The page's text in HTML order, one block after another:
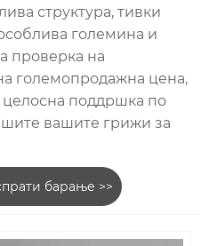
структура, тивки
големина и
проверка на
големопродажна цена,
поддршка по
вашите грижи за
барање >>